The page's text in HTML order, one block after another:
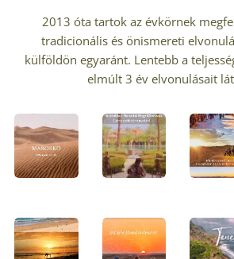
2013 óta tartok az évkörnek
tradicionális és önismereti
külföldön egyaránt. Lentebb a
elmúlt 3 év elvonulásait